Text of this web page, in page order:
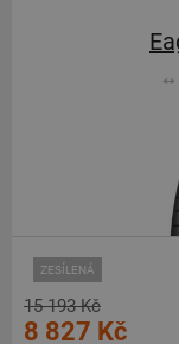
ZESÍLENÁ
15 193 Kč
8 827 Kč